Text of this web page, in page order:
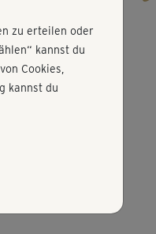
ein
zu erteilen oder
kannst du
Cookies,
kannst du